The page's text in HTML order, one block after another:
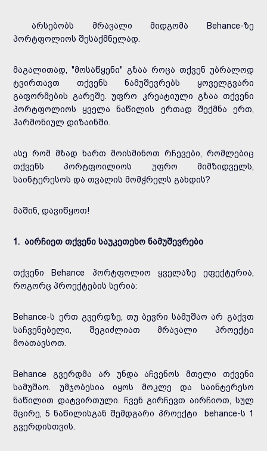
არსებობს მრავალი მიდგომა Behance-ზე
პორტფოლიოს შესაქმნელად.
მაგალითად, "მოსაწყენი" გზაა როცა თქვენ უბრალოდ
ტვირთავთ თქვენს ნამუშევრებს ყოველგვარი
გაფორმების გარეშე. უფრო კრეატიული გზაა თქვენი
პორტფოლიოს ყველა ნაწილის ერთად შექმნა ერთ,
ჰარმონიულ დიზაინში.
ასე რომ მზად ხართ მოისმინოთ რჩევები, რომლებიც
თქვენს პორტფოილიოს უფრო მიმზიდველს,
საინტერესოს და თვალის მომჭრელს გახდის?
მაშინ, დავიწყოთ!
1. აირჩიეთ თქვენი საუკეთესო ნამუშევრები
თქვენი Behance პორტფოლიო ყველაზე ეფექტურია,
როგორც პროექტების სერია:
Behance-ს ერთ გვერდზე, თუ ბევრი სამუშაო არ გაქვთ
საჩვენებელი, შეგიძლიათ მრავალი პროექტი
მოათავსოთ.
Behance გვერდმა არ უნდა აჩვენოს მთელი თქვენი
სამუშაო. უმჯობესია იყოს მოკლე და საინტერესო
ნაწილით დატვირთული. ჩვენ გირჩევთ აირჩიოთ, სულ
მცირე, 5 ნაწილისგან შემდგარი პროექტი behance-ს 1
გვერდისთვის.